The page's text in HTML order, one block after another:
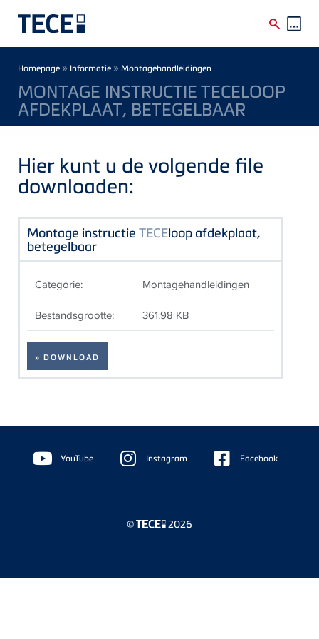
Breadcrumb
Homepage » Informatie » Montagehandleidingen
MONTAGE INSTRUCTIE TECELOOP
AFDEKPLAAT, BETEGELBAAR
Hier kunt u de volgende file
downloaden:
Montage instructie TECEloop afdekplaat,
betegelbaar
Categorie: Montagehandleidingen
Bestandsgrootte: 361.98 KB
» DOWNLOAD
Floating
Sidebar YouTube Instagram Facebook
© 2026